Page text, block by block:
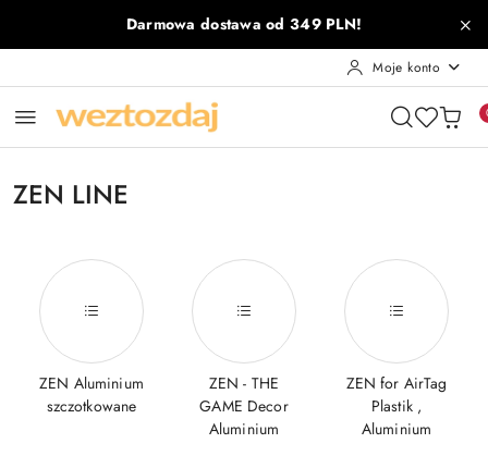
Przejdź do treści głównej
Przejdź do wyszukiwarki
Przejdź do moje konto
Przejdź do menu głównego
Przejdź do stopkiDarmowa dostawa od 349 PLN!
Moje konto
ZEN LINE
ZEN Aluminium
szczotkowane
ZEN - THE
GAME Decor
Aluminium
ZEN for AirTag
Plastik ,
Aluminium